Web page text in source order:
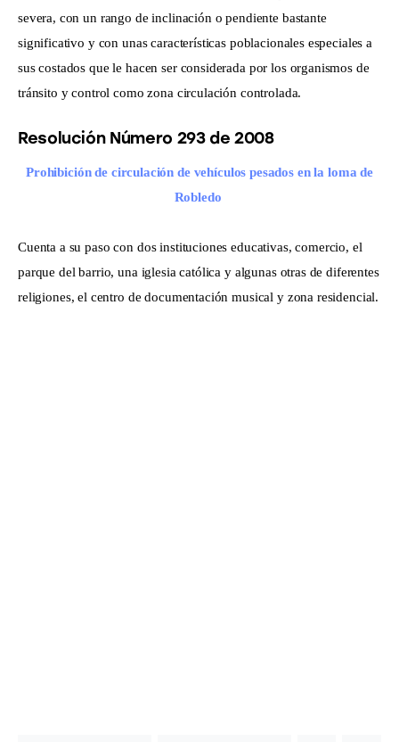
severa, con un rango de inclinación o pendiente bastante
significativo y con unas características poblacionales especiales a
sus costados que le hacen ser considerada por los organismos de
tránsito y control como zona circulación controlada.
Resolución Número 293 de 2008
Prohibición de circulación de vehículos pesados en la loma de
Robledo
Cuenta a su paso con dos instituciones educativas, comercio, el
parque del barrio, una iglesia católica y algunas otras de diferentes
religiones, el centro de documentación musical y zona residencial.